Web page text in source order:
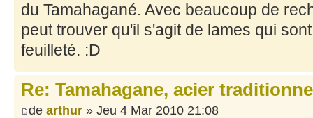
du Tamahagané. Avec beaucoup de
peut trouver qu'il s'agit de lames qui
feuilleté. :D
Re: Tamahagane, acier
de arthur » Jeu 4 Mar 2010 21:08